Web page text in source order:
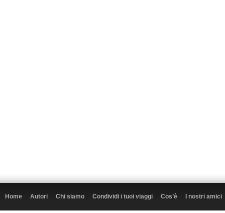
Home Autori Chi siamo Condividi i tuoi viaggi Cos’è I nostri amici